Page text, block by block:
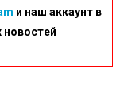
и наш аккаунт в
новостей